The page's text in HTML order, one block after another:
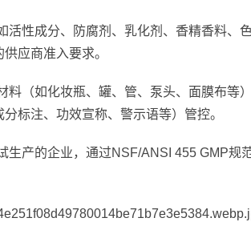
活性成分、防腐剂、乳化剂、香精香料、
应商准入要求。
料（如化妆瓶、罐、管、泵头、面膜布等
标注、功效宣称、警示语等）管控。
生产的企业，通过NSF/ANSI 455 GMP规